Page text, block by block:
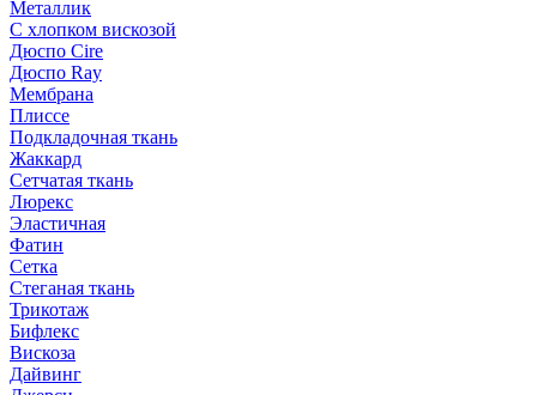
Металлик
С хлопком вискозой
Дюспо Cire
Дюспо Ray
Мембрана
Плиссе
Подкладочная ткань
Жаккард
Сетчатая ткань
Люрекс
Эластичная
Фатин
Сетка
Стеганая ткань
Трикотаж
Бифлекс
Вискоза
Дайвинг